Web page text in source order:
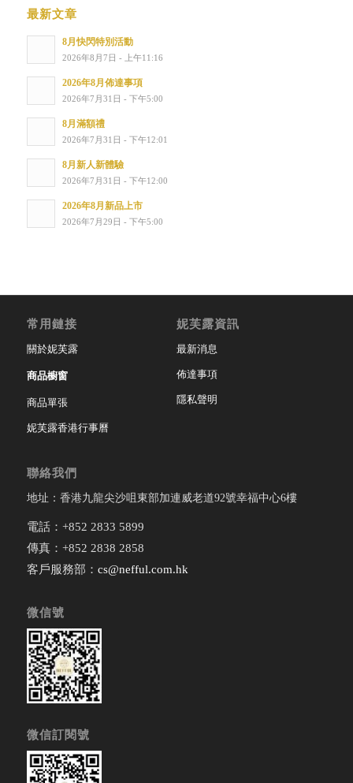
最新文章
8月快閃特別活動
2026年8月7日 - 上午11:16
2026年8月佈達事項
2026年7月31日 - 下午5:00
8月滿額禮
2026年7月31日 - 下午12:01
8月新人新體驗
2026年7月31日 - 下午12:00
2026年8月新品上市
2026年7月29日 - 下午5:00
常用鏈接
關於妮芙露
商品櫥窗
商品單張
妮芙露香港行事曆
妮芙露資訊
最新消息
佈達事項
隱私聲明
聯絡我們
地址：香港九龍尖沙咀東部加連威老道92號幸福中心6樓
電話：+852 2833 5899
傳真：+852 2838 2858
客戶服務部： cs@nefful.com.hk
微信號
微信訂閱號